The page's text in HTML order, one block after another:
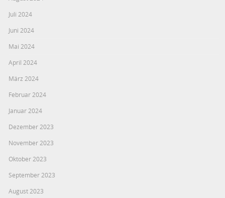
Juli 2024
Juni 2024
Mai 2024
April 2024
März 2024
Februar 2024
Januar 2024
Dezember 2023
November 2023
Oktober 2023
September 2023
August 2023